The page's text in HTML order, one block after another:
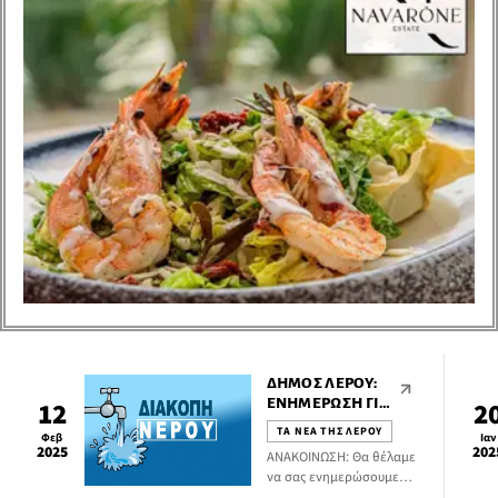
σχέση με τις 20 από τις
21 καταγγέλλουσες.
12
Φεβ
2025
ΔΉΜΟΣ ΛΈΡΟΥ:
ΕΝΗΜΈΡΩΣΗ ΓΙΑ
ΔΙΑΚΟΠΉ
ΥΔΡΟΔΌΤΗΣΗΣ
ΤΑ ΝΕΑ ΤΗΣ ΛΕΡΟΥ
ΑΝΑΚΟΙΝΩΣΗ: Θα θέλαμε
να σας ενημερώσουμε
Ιαν